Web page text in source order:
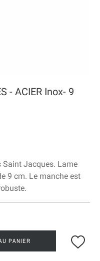
- ACIER Inox- 9
Saint Jacques. Lame
9 cm. Le manche est
PANIER